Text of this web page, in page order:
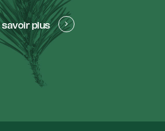
savoir plus